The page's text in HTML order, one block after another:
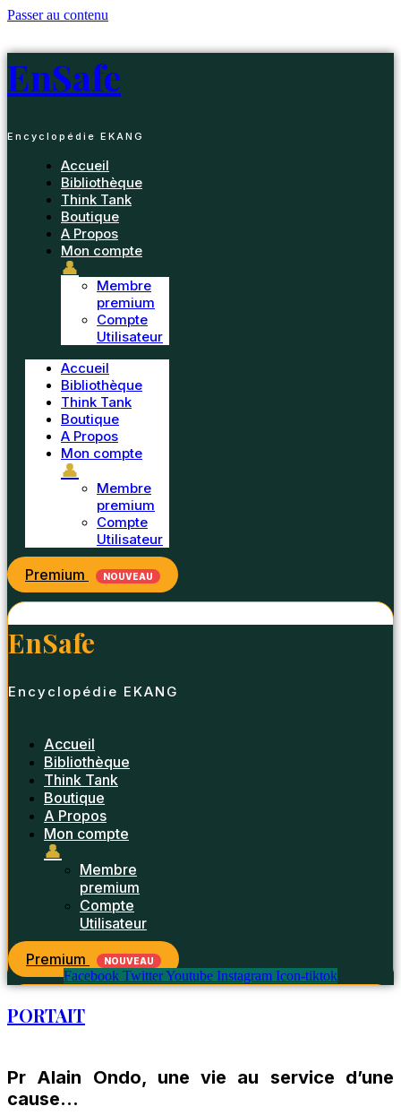
Passer au contenu
EnSafe
Encyclopédie EKANG
Accueil
Bibliothèque
Think Tank
Boutique
A Propos
Mon compte
👤
Membre
premium
Compte
Utilisateur
Accueil
Bibliothèque
Think Tank
Boutique
A Propos
Mon compte
👤
Membre
premium
Compte
Utilisateur
Premium NOUVEAU
EnSafe
Encyclopédie EKANG
Accueil
Bibliothèque
Think Tank
Boutique
A Propos
Mon compte
👤
Membre
premium
Compte
Utilisateur
Premium
NOUVEAU
Facebook TwitterYoutube Instagram Icon-tiktok
PORTAIT
Pr Alain Ondo, une vie au service d’une
cause…